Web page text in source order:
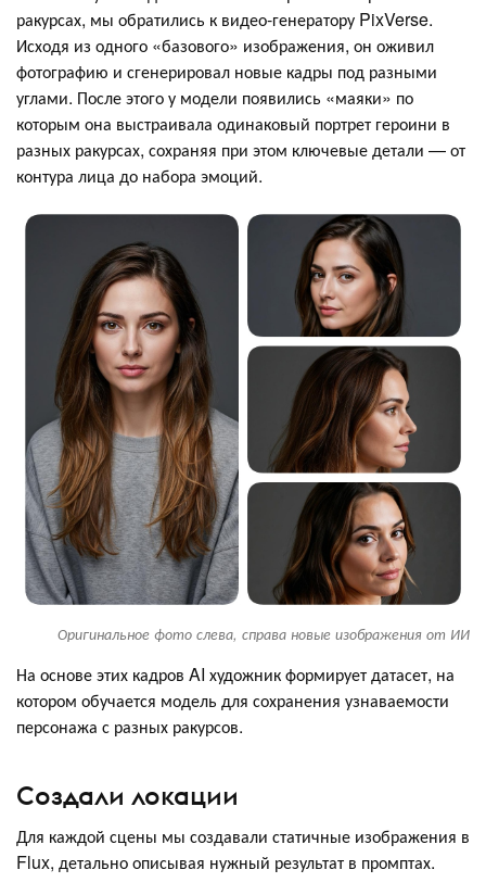
ракурсах, мы обратились к видео-генератору PixVerse.
Исходя из одного «‎базового» изображения, он оживил
фотографию и сгенерировал новые кадры под разными
углами. После этого у модели появились «‎маяки» по
которым она выстраивала одинаковый портрет героини в
разных ракурсах, сохраняя при этом ключевые детали — от
контура лица до набора эмоций.
Оригинальное фото слева, справа новые изображения от ИИ
На основе этих кадров AI художник формирует датасет, на
котором обучается модель для сохранения узнаваемости
персонажа с разных ракурсов.
Создали локации
Для каждой сцены мы создавали статичные изображения в
Flux, детально описывая нужный результат в промптах.